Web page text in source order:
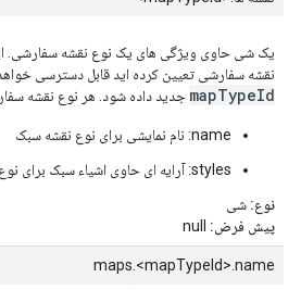
یک شی حاوی ویژگی های یک نوع نقشه سفارشی.
نقشه سفارشی تعیین کرده اید قابل دسترسی
mapTypeId جدید داده شود. هر نوع نقشه
name: نام نمایشی برای نوع نقشه سبک
styles: آرایه ای حاوی اشیاء سبک برای نوع نقشه استایل شده
نوع: شی
پیش فرض:
maps.<mapTypeId>.name